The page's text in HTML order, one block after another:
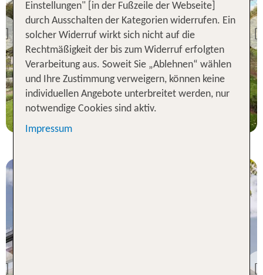
Previous
Krakau
Hotel Sopot
100 % Weiterempfehlung
2 Nächte, Ü, DZ
Einstellungen" [in der Fußzeile der Webseite]
durch Ausschalten der Kategorien widerrufen. Ein
solcher Widerruf wirkt sich nicht auf die
Rechtmäßigkeit der bis zum Widerruf erfolgten
Verarbeitung aus. Soweit Sie „Ablehnen“ wählen
und Ihre Zustimmung verweigern, können keine
individuellen Angebote unterbreitet werden, nur
notwendige Cookies sind aktiv.
Impressum